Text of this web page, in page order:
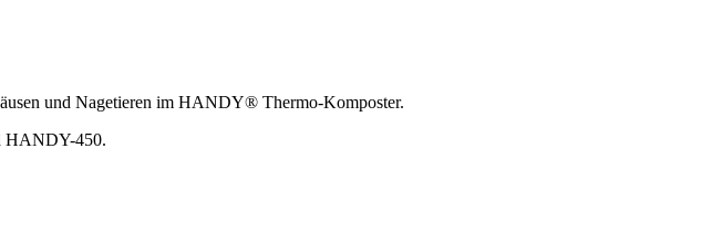
und Nagetieren im HANDY® Thermo-Komposter.
HANDY-450.